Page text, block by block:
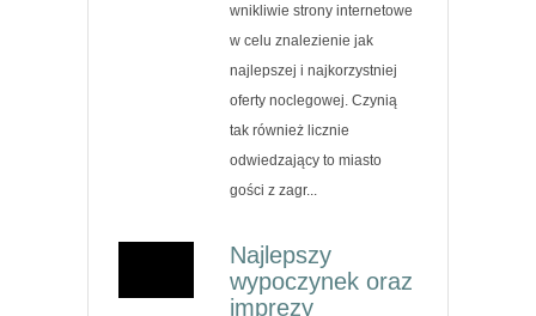
wnikliwie strony internetowe
w celu znalezienie jak
najlepszej i najkorzystniej
oferty noclegowej. Czynią
tak również licznie
odwiedzający to miasto
gości z zagr...
Najlepszy
wypoczynek oraz
imprezy